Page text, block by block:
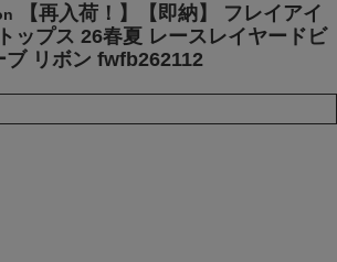
【再入荷！】【即納】 フレイアイ
ップス 26春夏 レースレイヤードビ
ブ リボン fwfb262112